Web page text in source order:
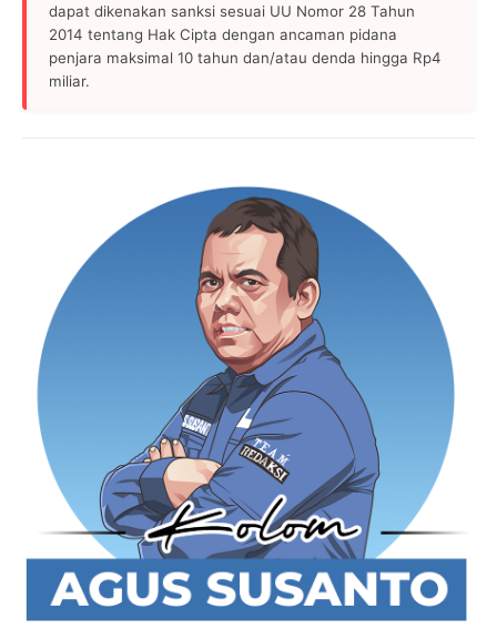
dapat dikenakan sanksi sesuai UU Nomor 28 Tahun
2014 tentang Hak Cipta dengan ancaman pidana
penjara maksimal 10 tahun dan/atau denda hingga Rp4
miliar.